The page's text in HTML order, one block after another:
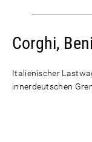
Corghi,
Italienischer
innerdeutschen